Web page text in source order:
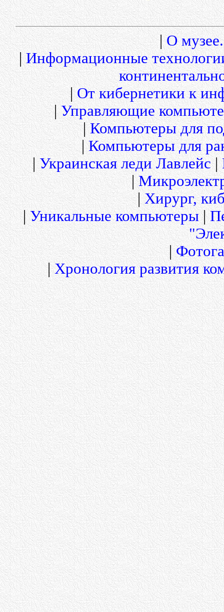
|О
|Информационные
|От кибернетики к
|Управляющие
|Компьютеры для
|Компьютеры для
|Украинская леди Лавлейс|
|
|Хирург,
|Уникальные компьютеры|
|
|Хронология развития